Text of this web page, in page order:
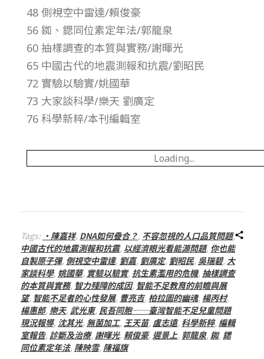
1
1
期
–
總
號
第
1
4
3
期
48 側視空中雷達/賴俊豪
56 銣、鍶同位素定年法/郭龍泉
60 抽樣調查的本質與實務/謝暉光
65 中國古代的地震測報和抗震/劉昭民
72 實驗以驗實/姚國華
73 大家談科學/樂天 劉廣定
76 科學新粹/本刊編輯室
Loading...
Tags: ‧陳嘉祥, DNA如何疊合？, 不容忽視的人口品質問題,
中國古代的地震測報和抗震, 以經濟眼光看能源問題, 你也能
自製原子彈, 側視空中雷達, 劉嘉, 劉廣定, 劉昭民, 吳瑞碧, 大
家談科學, 姚國華, 實驗以驗實, 抗生素濫用的危機, 抽樣調查
的本質與實務, 智力殘障的成因, 智能不足教育的前瞻與展
望, 智能不足者的心性發展, 曹亮吉, 柏拉圖的幽魂, 楊丙村,
楊惠郎, 樂天, 武光東, 民吾同胞──臺灣智能不足兒童問題
現況報導, 沈其光, 無菌加工, 王天苗, 盧志遠, 科學新粹, 編輯
室報告, 診斷及治療, 謝暉光, 賴俊豪, 遲景上, 郭龍泉, 銣, 鍶
同位素定年法, 陳映雪, 陳福旗